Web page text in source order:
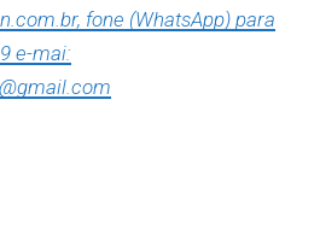
fone (WhatsApp) para
e-mai: